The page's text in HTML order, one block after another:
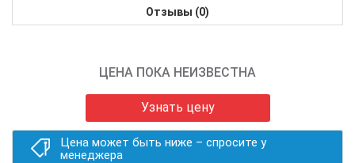
Отзывы (0)
ЦЕНА ПОКА НЕИЗВЕСТНА
Узнать цену
Цена может быть ниже – спросите у
менеджера